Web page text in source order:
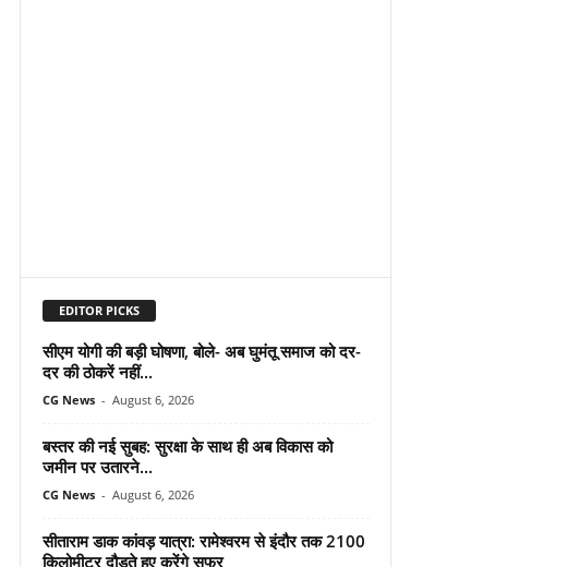
EDITOR PICKS
सीएम योगी की बड़ी घोषणा, बोले- अब घुमंतू समाज को दर-
दर की ठोकरें नहीं...
CG News - August 6, 2026
बस्तर की नई सुबह: सुरक्षा के साथ ही अब विकास को
जमीन पर उतारने...
CG News - August 6, 2026
सीताराम डाक कांवड़ यात्रा: रामेश्वरम से इंदौर तक 2100
किलोमीटर दौड़ते हुए करेंगे सफर